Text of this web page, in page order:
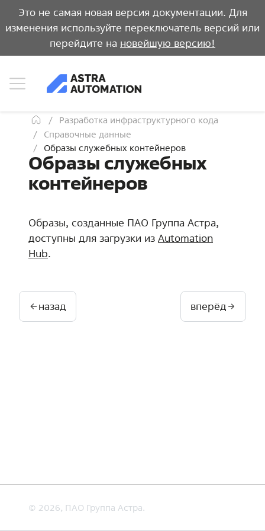
Это не самая новая версия документации. Для
изменения используйте переключатель версий или
перейдите на новейшую версию!
Разработка инфраструктурного кода
Справочные данные
Образы служебных контейнеров
Образы служебных
контейнеров
Образы, созданные ПАО Группа Астра,
доступны для загрузки из Automation
Hub
назад вперёд
© 2026, ПАО Группа Астра.